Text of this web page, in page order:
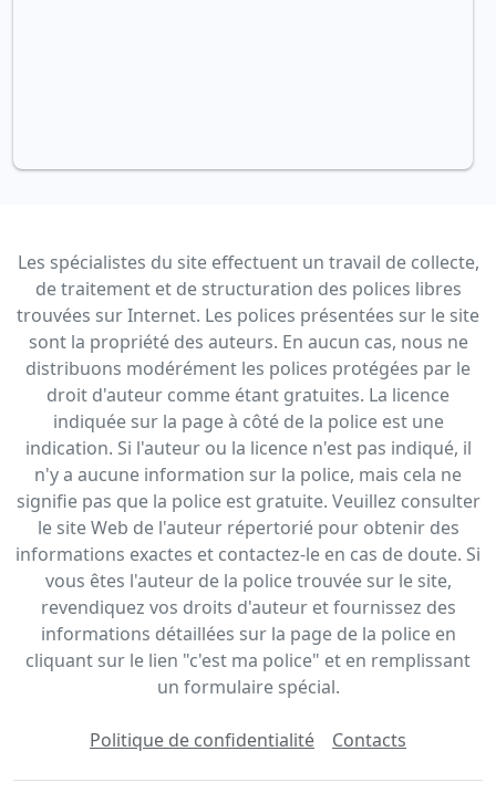
Les spécialistes du site effectuent un travail de collecte,
de traitement et de structuration des polices libres
trouvées sur Internet. Les polices présentées sur le site
sont la propriété des auteurs. En aucun cas, nous ne
distribuons modérément les polices protégées par le
droit d'auteur comme étant gratuites. La licence
indiquée sur la page à côté de la police est une
indication. Si l'auteur ou la licence n'est pas indiqué, il
n'y a aucune information sur la police, mais cela ne
signifie pas que la police est gratuite. Veuillez consulter
le site Web de l'auteur répertorié pour obtenir des
informations exactes et contactez-le en cas de doute. Si
vous êtes l'auteur de la police trouvée sur le site,
revendiquez vos droits d'auteur et fournissez des
informations détaillées sur la page de la police en
cliquant sur le lien "c'est ma police" et en remplissant
un formulaire spécial.
Politique de confidentialité Contacts